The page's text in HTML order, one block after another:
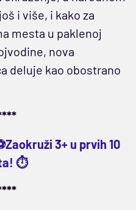
i više, i kako za
mesta u paklenoj
nova
deluje kao obostrano
3+ u prvih 10
⏱️